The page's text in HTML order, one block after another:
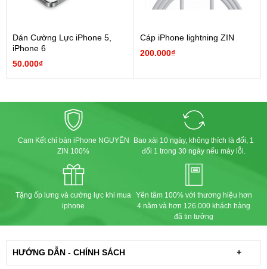
Khe hở ở phím âm lượng tai nghe super fake khít gần bằng
Dán Cường Lực iPhone 5,
iPhone 6
50.000₫
Cáp iPhone lightning ZIN
200.000₫
Cam Kết chỉ bán iPhone NGUYÊN
ZIN 100%
Bao xài 10 ngày, không thích là đổi, 1
đổi 1 trong 30 ngày nếu máy lỗi.
Tặng ốp lưng và cường lực khi mua
iphone
Yên tâm 100% với thương hiệu hơn
4 năm và hơn 126.000 khách hàng
đã tin tưởng
HƯỚNG DẪN - CHÍNH SÁCH +